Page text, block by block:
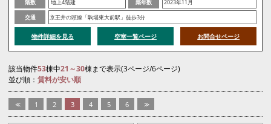
階数
地上4階建 築年数
2023年11月
交通
京王井の頭線「駒場東大前駅」徒歩3分
物件詳細を見る 空室一覧ページ お問合せページ
該当物件53棟中21～30棟まで表示(3ページ/6ページ)
並び順： 賃料が安い順
<< 1 2 3 4 5 6 >>